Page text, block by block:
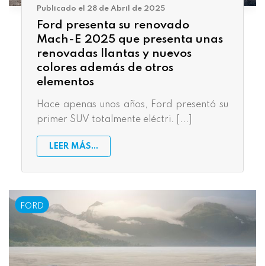
Publicado el 28 de Abril de 2025
Ford presenta su renovado
Mach-E 2025 que presenta unas
renovadas llantas y nuevos
colores además de otros
elementos
Hace apenas unos años, Ford presentó su
primer SUV totalmente eléctri. [...]
LEER MÁS...
FORD